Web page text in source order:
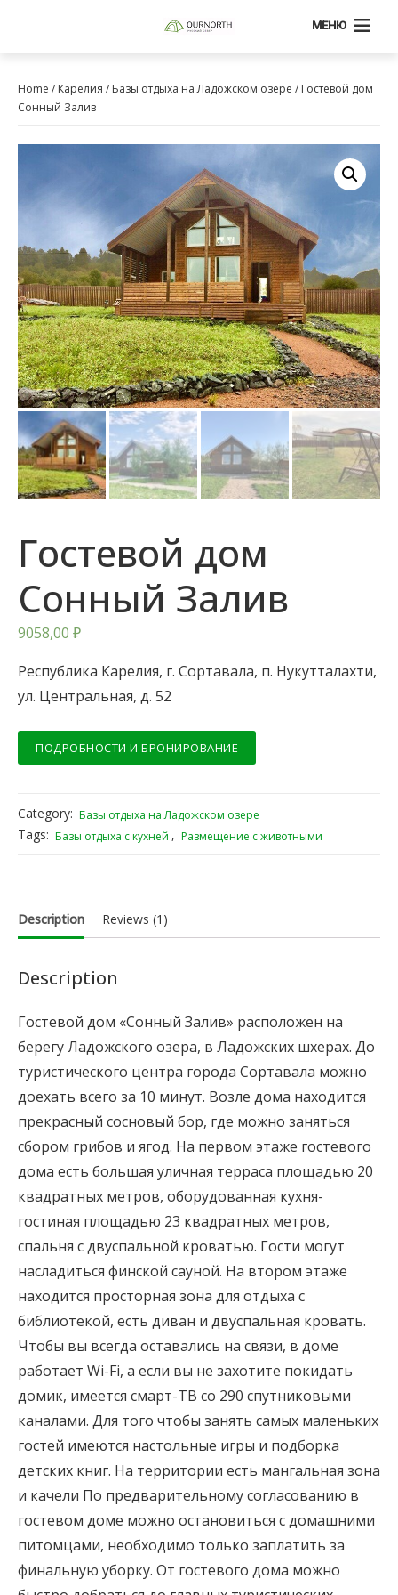
МЕНЮ
Home / Карелия / Базы отдыха на Ладожском озере / Гостевой дом
Сонный Залив
Гостевой дом
Сонный Залив
9058,00 ₽
Республика Карелия, г. Сортавала, п. Нукутталахти,
ул. Центральная, д. 52
ПОДРОБНОСТИ И БРОНИРОВАНИЕ
Category: Базы отдыха на Ладожском озере
Tags: Базы отдыха с кухней , Размещение с животными
Description Reviews (1)
Description
Гостевой дом «Сонный Залив» расположен на
берегу Ладожского озера, в Ладожских шхерах. До
туристического центра города Сортавала можно
доехать всего за 10 минут. Возле дома находится
прекрасный сосновый бор, где можно заняться
сбором грибов и ягод. На первом этаже гостевого
дома есть большая уличная терраса площадью 20
квадратных метров, оборудованная кухня-
гостиная площадью 23 квадратных метров,
спальня с двуспальной кроватью. Гости могут
насладиться финской сауной. На втором этаже
находится просторная зона для отдыха с
библиотекой, есть диван и двуспальная кровать.
Чтобы вы всегда оставались на связи, в доме
работает Wi-Fi, а если вы не захотите покидать
домик, имеется смарт-ТВ со 290 спутниковыми
каналами. Для того чтобы занять самых маленьких
гостей имеются настольные игры и подборка
детских книг. На территории есть мангальная зона
и качели По предварительному согласованию в
гостевом доме можно остановиться с домашними
питомцами, необходимо только заплатить за
финальную уборку. От гостевого дома можно